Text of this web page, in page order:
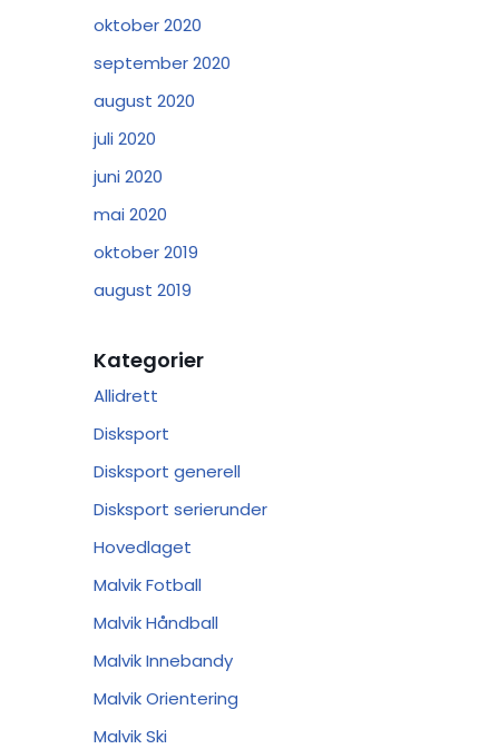
oktober 2020
september 2020
august 2020
juli 2020
juni 2020
mai 2020
oktober 2019
august 2019
Kategorier
Allidrett
Disksport
Disksport generell
Disksport serierunder
Hovedlaget
Malvik Fotball
Malvik Håndball
Malvik Innebandy
Malvik Orientering
Malvik Ski